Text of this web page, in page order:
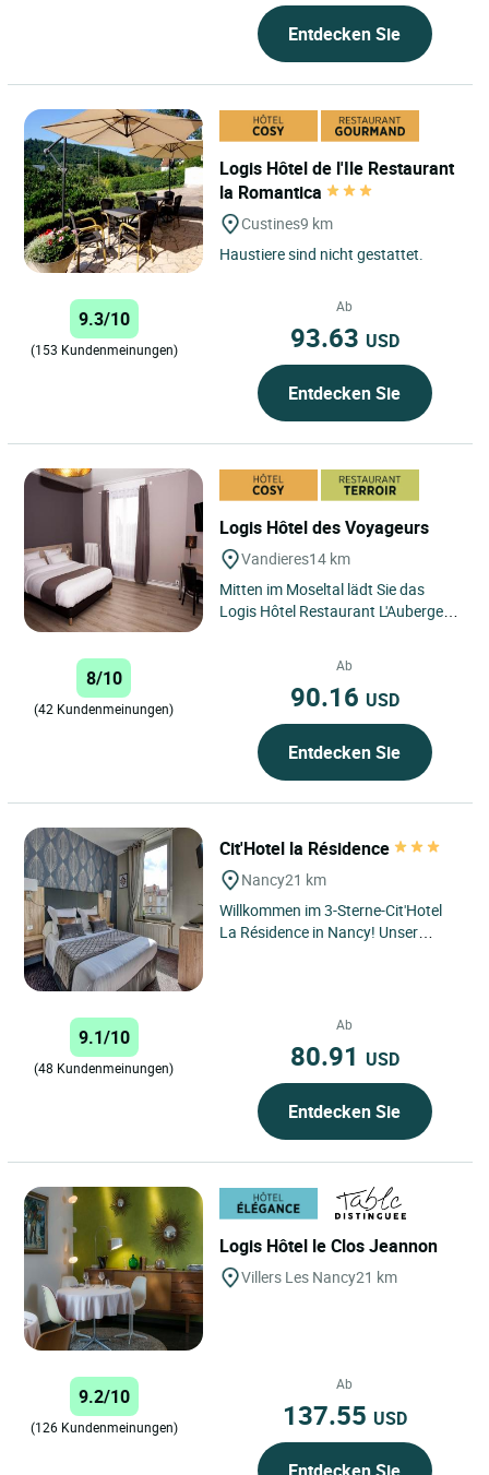
Entdecken Sie
Logis Hôtel de l'Ile Restaurant
la Romantica
Custines9 km
Haustiere sind nicht gestattet.
9.3/10
(153 Kundenmeinungen)
Ab
93.63 USD
Entdecken Sie
Logis Hôtel des Voyageurs
Vandieres14 km
Mitten im Moseltal lädt Sie das
Logis Hôtel Restaurant L'Auberge
8/10
(42 Kundenmeinungen)
Ab
90.16 USD
Entdecken Sie
Cit'Hotel la Résidence
Nancy21 km
Willkommen im 3-Sterne-Cit'Hotel
La Résidence in Nancy! Unser
9.1/10
(48 Kundenmeinungen)
Ab
80.91 USD
Entdecken Sie
Logis Hôtel le Clos Jeannon
Villers Les Nancy21 km
9.2/10
(126 Kundenmeinungen)
Ab
137.55 USD